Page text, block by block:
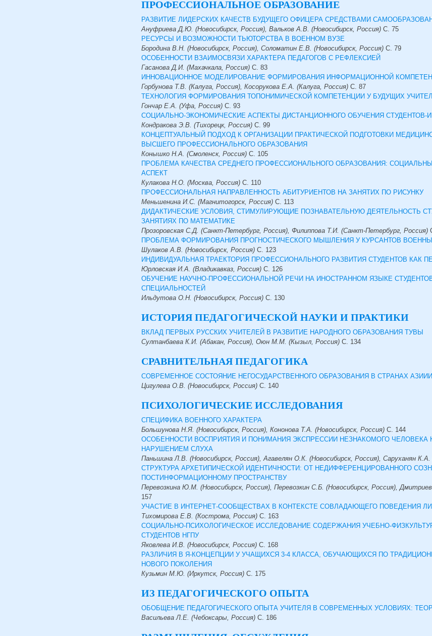
ПРОФЕССИОНАЛЬНОЕ ОБРАЗОВАНИЕ
РАЗВИТИЕ ЛИДЕРСКИХ КАЧЕСТВ БУДУЩЕГО ОФИЦЕРА СРЕДСТВАМИ
Ануфриева Д.Ю. (Новосибирск, Россия), Вальков А.В. (Новосибирск, Россия) С. 75
РЕСУРСЫ И ВОЗМОЖНОСТИ ТЬЮТОРСТВА В ВОЕННОМ ВУЗЕ
Бородина В.Н. (Новосибирск, Россия), Соломатин Е.В. (Новосибирск, Россия) С. 79
ОСОБЕННОСТИ ВЗАИМОСВЯЗИ ХАРАКТЕРА ПЕДАГОГОВ С РЕФЛЕКСИЕЙ
Гасанова Д.И. (Махачкала, Россия) С. 83
ИННОВАЦИОННОЕ МОДЕЛИРОВАНИЕ ФОРМИРОВАНИЯ ИНФОРМАЦИОННОЙ
Горбунова Т.В. (Калуга, Россия), Косорукова Е.А. (Калуга, Россия) С. 87
ТЕХНОЛОГИЯ ФОРМИРОВАНИЯ ТОПОНИМИЧЕСКОЙ КОМПЕТЕНЦИИ У БУДУЩИХ
Гончар Е.А. (Уфа, Россия) С. 93
СОЦИАЛЬНО-ЭКОНОМИЧЕСКИЕ АСПЕКТЫ ДИСТАНЦИОННОГО ОБУЧЕНИЯ СТУДЕНТОВ-
Кондракова Э.В. (Тихорецк, Россия) С. 99
КОНЦЕПТУАЛЬНЫЙ ПОДХОД К ОРГАНИЗАЦИИ ПРАКТИЧЕСКОЙ ПОДГОТОВКИ
ВЫСШЕГО ПРОФЕССИОНАЛЬНОГО ОБРАЗОВАНИЯ
Конышко Н.А. (Смоленск, Россия) С. 105
ПРОБЛЕМА КАЧЕСТВА СРЕДНЕГО ПРОФЕССИОНАЛЬНОГО ОБРАЗОВАНИЯ:
АСПЕКТ
Кулакова Н.О. (Москва, Россия) С. 110
ПРОФЕССИОНАЛЬНАЯ НАПРАВЛЕННОСТЬ АБИТУРИЕНТОВ НА ЗАНЯТИХ ПО РИСУНКУ
Меньшенина И.С. (Магнитогорск, Россия) С. 113
ДИДАКТИЧЕСКИЕ УСЛОВИЯ, СТИМУЛИРУЮЩИЕ ПОЗНАВАТЕЛЬНУЮ ДЕЯТЕЛЬНОСТЬ
ЗАНЯТИЯХ ПО МАТЕМАТИКЕ
Прозоровская С.Д. (Санкт-Петербург, Россия), Филиппова Т.И. (Санкт-Петербург, Россия)
ПРОБЛЕМА ФОРМИРОВАНИЯ ПРОГНОСТИЧЕСКОГО МЫШЛЕНИЯ У КУРСАНТОВ
Шулаков А.В. (Новосибирск, Россия) С. 123
Юрловская И.А. (Владикавказ, Россия) С. 126
ОБУЧЕНИЕ НАУЧНО-ПРОФЕССИОНАЛЬНОЙ РЕЧИ НА ИНОСТРАННОМ ЯЗЫКЕ
СПЕЦИАЛЬНОСТЕЙ
Ильдутова О.Н. (Новосибирск, Россия) С. 130
ИСТОРИЯ ПЕДАГОГИЧЕСКОЙ НАУКИ И ПРАКТИКИ
ВКЛАД ПЕРВЫХ РУССКИХ УЧИТЕЛЕЙ В РАЗВИТИЕ НАРОДНОГО ОБРАЗОВАНИЯ ТУВЫ
Султанбаева К.И. (Абакан, Россия), Оюн М.М. (Кызыл, Россия) С. 134
СРАВНИТЕЛЬНАЯ ПЕДАГОГИКА
СОВРЕМЕННОЕ СОСТОЯНИЕ НЕГОСУДАРСТВЕННОГО ОБРАЗОВАНИЯ В СТРАНАХ
Цигулева О.В. (Новосибирск, Россия) С. 140
ПСИХОЛОГИЧЕСКИЕ ИССЛЕДОВАНИЯ
СПЕЦИФИКА ВОЕННОГО ХАРАКТЕРА
Большунова Н.Я. (Новосибирск, Россия), Кононова Т.А. (Новосибирск, Россия) С. 144
ОСОБЕННОСТИ ВОСПРИЯТИЯ И ПОНИМАНИЯ ЭКСПРЕССИИ НЕЗНАКОМОГО
НАРУШЕНИЕМ СЛУХА
Паньшина Л.В. (Новосибирск, Россия), Агавелян О.К. (Новосибирск, Россия), Саруханян
СТРУКТУРА АРХЕТИПИЧЕСКОЙ ИДЕНТИЧНОСТИ: ОТ НЕДИФФЕРЕНЦИРОВАННОГО
ПОСТИНФОРМАЦИОННОМУ ПРОСТРАНСТВУ
Перевозкина Ю.М. (Новосибирск, Россия), Перевозкин С.Б. (Новосибирск, Россия),
157
УЧАСТИЕ В ИНТЕРНЕТ-СООБЩЕСТВАХ В КОНТЕКСТЕ СОВЛАДАЮЩЕГО ПОВЕДЕНИЯ
Тихомирова Е.В. (Кострома, Россия) С. 163
СОЦИАЛЬНО-ПСИХОЛОГИЧЕСКОЕ ИССЛЕДОВАНИЕ СОДЕРЖАНИЯ УЧЕБНО-
СТУДЕНТОВ НГПУ
Яковлева И.В. (Новосибирск, Россия) С. 168
РАЗЛИЧИЯ В Я-КОНЦЕПЦИИ У УЧАЩИХСЯ 3-4 КЛАССА, ОБУЧАЮЩИХСЯ ПО
НОВОГО ПОКОЛЕНИЯ
Кузьмин М.Ю. (Иркутск, Россия) С. 175
ИЗ ПЕДАГОГИЧЕСКОГО ОПЫТА
ОБОБЩЕНИЕ ПЕДАГОГИЧЕСКОГО ОПЫТА УЧИТЕЛЯ В СОВРЕМЕННЫХ УСЛОВИЯХ:
Васильева Л.Е. (Чебоксары, Россия) С. 186